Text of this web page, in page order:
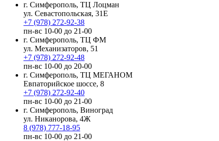
г. Симферополь, ТЦ Лоцман
ул. Севастопольская, 31Е
+7 (978) 272-92-38
пн-вс 10-00 до 21-00
г. Симферополь, ТЦ ФМ
ул. Механизаторов, 51
+7 (978) 272-92-48
пн-вс 10-00 до 20-00
г. Симферополь, ТЦ МЕГАНОМ
Евпаторийское шоссе, 8
+7 (978) 272-92-40
пн-вс 10-00 до 21-00
г. Симферополь, Виноград
ул. Никанорова, 4Ж
8 (978) 777-18-95
пн-вс 10-00 до 21-00